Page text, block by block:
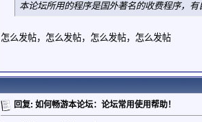
本论坛所用的程序是国外著名的收费程序，
怎么发帖，怎么发帖，怎么发帖，怎么发帖
回复: 如何畅游本论坛：论坛常用使用帮助！